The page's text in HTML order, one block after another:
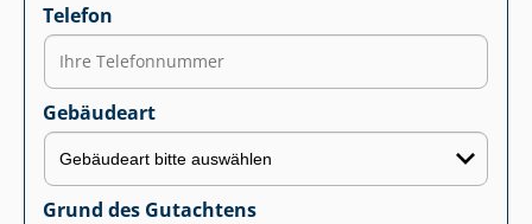
Telefon
Gebäudeart
Grund des Gutachtens